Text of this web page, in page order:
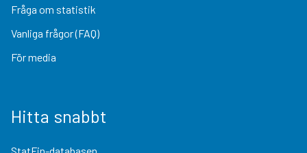
Fråga om statistik
Vanliga frågor (FAQ)
För media
Hitta snabbt
StatFin-databasen